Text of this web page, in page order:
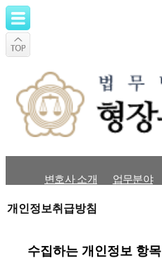
변호사 소개 업무분야
개인정보취급방침
수집하는 개인정보 항목